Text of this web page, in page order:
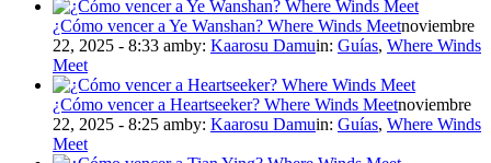
¿Cómo vencer a Ye Wanshan? Where Winds Meetnoviembre
22, 2025 - 8:33 amby: Kaarosu Damuin: Guías, Where Winds
Meet
¿Cómo vencer a Heartseeker? Where Winds Meetnoviembre
22, 2025 - 8:25 amby: Kaarosu Damuin: Guías, Where Winds
Meet